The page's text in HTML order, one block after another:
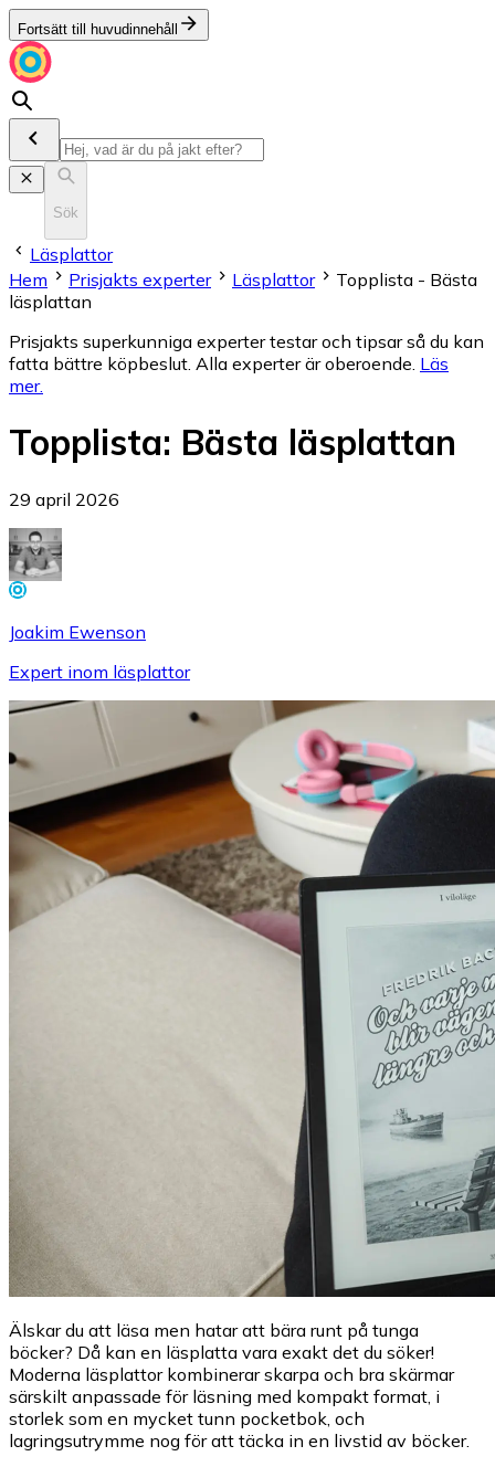
Fortsätt till huvudinnehåll
Sök
Läsplattor
Hem
Prisjakts experter Läsplattor
Topplista - Bästa
läsplattan
Prisjakts superkunniga experter testar och tipsar så du kan
fatta bättre köpbeslut. Alla experter är oberoende. Läs
mer.
Topplista: Bästa läsplattan
29 april 2026
Joakim Ewenson
Expert inom läsplattor
Älskar du att läsa men hatar att bära runt på tunga
böcker? Då kan en läsplatta vara exakt det du söker!
Moderna läsplattor kombinerar skarpa och bra skärmar
särskilt anpassade för läsning med kompakt format, i
storlek som en mycket tunn pocketbok, och
lagringsutrymme nog för att täcka in en livstid av böcker.